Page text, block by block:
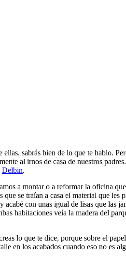
sabrás bien de lo que te hablo.
al irnos de casa de nuestros
Delbin.
a montar o a reformar la oficina
se traían a casa el material que les
con unas igual de lisas que las
habitaciones veía la madera del
lo que te dice, porque sobre el
en los acabados cuando eso no es